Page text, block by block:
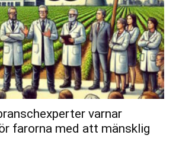
varnar
farorna med att mänsklig